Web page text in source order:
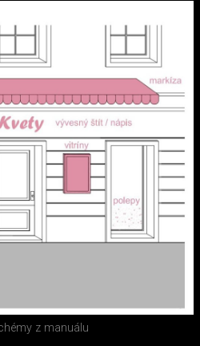
z manuálu